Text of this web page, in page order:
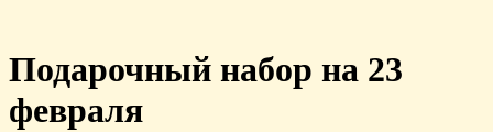
Подарочный набор на 23
февраля